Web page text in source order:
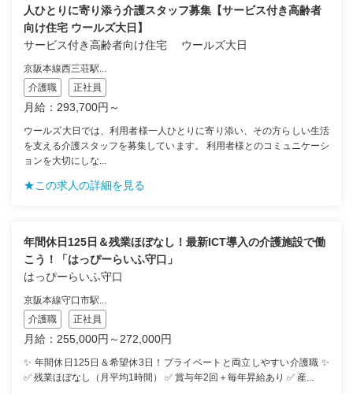
人ひとりに寄り添う介護スタッフ募集【サービス付き高齢者
向け住宅 ウールズ大日】
サービス付き高齢者向け住宅 ウールズ大日
京阪本線西三荘駅...
介護職
正社員
月給：293,700円～
ウールズ大日では、利用者様一人ひとりに寄り添い、その方らしい生活
を支える介護スタッフを募集しています。 利用者様とのコミュニケーシ
ョンを大切にしな...
★この求人の詳細を見る
年間休日125日＆残業ほぼなし！最新ICT導入の介護施設で働
こう！「はっぴーらいふ守口」
はっぴーらいふ守口
京阪本線守口市駅...
介護職
正社員
月給：255,000円～272,000円
✨ 年間休日125日＆希望休3日！プライベートと両立しやすい介護職 ✨
✅ 残業ほぼなし（月平均1時間） ✅ 賞与年2回＋毎年昇給あり ✅ 産...